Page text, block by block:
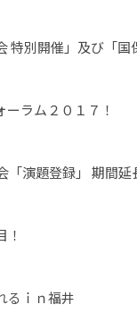
特別開催」及び「
ラム２０１７！
演題登録」 期間延
るｉｎ福井